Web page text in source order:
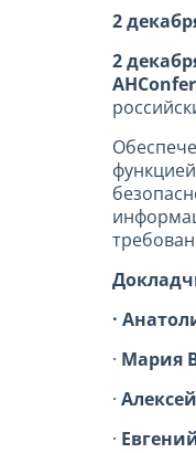
2
2
·
· Мария
·
·